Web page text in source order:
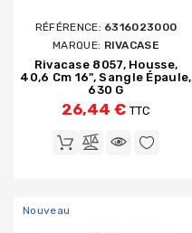
RÉFÉRENCE: 6316023000
MARQUE: RIVACASE
Rivacase 8057, Housse,
40,6 Cm 16", Sangle Épaule,
630 G
26,44 € TTC
Nouveau